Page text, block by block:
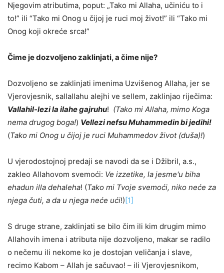
Njegovim atributima, poput: „Tako mi Allaha, učiniću to i
to!” ili “Tako mi Onog u čijoj je ruci moj život!” ili “Tako mi
Onog koji okreće srca!”
Čime je dozvoljeno zaklinjati, a čime nije?
Dozvoljeno se zaklinjati imenima Uzvišenog Allaha, jer se
Vjerovjesnik, sallallahu alejhi ve sellem, zaklinjao riječima:
Vallahil-lezi la ilahe gajruhu! (Tako mi Allaha, mimo Koga
nema drugog boga!) Vellezi nefsu Muhammedin bi jedihi!
(Tako mi Onog u čijoj je ruci Muhammedov život (duša)!)
U vjerodostojnoj predaji se navodi da se i Džibril, a.s.,
zakleo Allahovom svemoći: Ve izzetike, la jesme'u biha
ehadun illa dehaleha! (Tako mi Tvoje svemoći, niko neće za
njega čuti, a da u njega neće ući!)[1]
S druge strane, zaklinjati se bilo čim ili kim drugim mimo
Allahovih imena i atributa nije dozvoljeno, makar se radilo
o nečemu ili nekome ko je dostojan veličanja i slave,
recimo Kabom – Allah je sačuvao! – ili Vjerovjesnikom,